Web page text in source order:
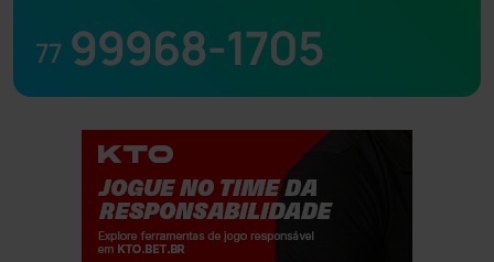
77 99968-1705